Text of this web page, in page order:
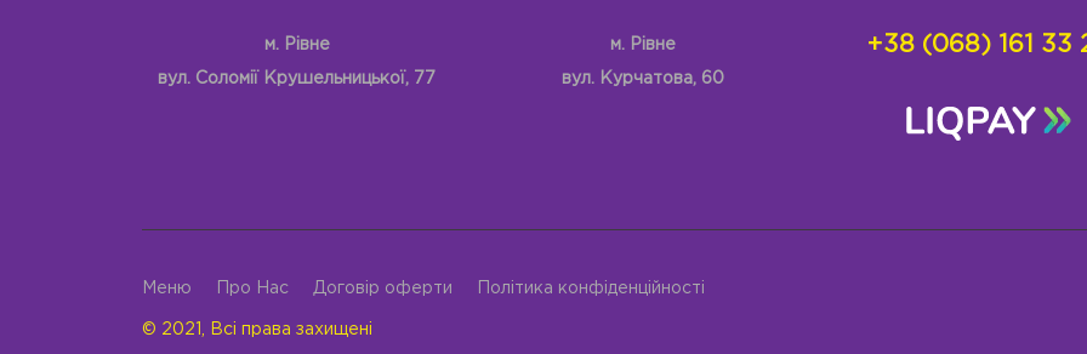
м. Рівне
вул. Соломії Крушельницької, 77
м. Рівне
вул. Курчатова, 60
+38 (068) 161 33
Меню Про Нас Договір оферти Політика конфіденційності
© 2021, Всі права захищені